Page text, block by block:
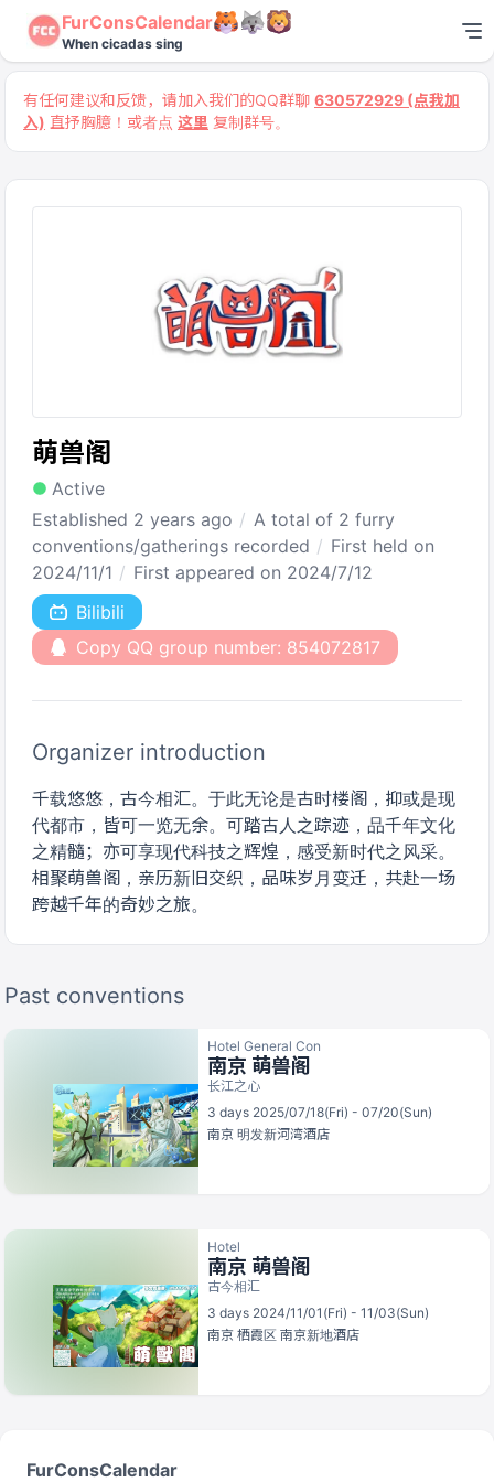
FurConsCalendar
When cicadas sing
有任何建议和反馈，请加入我们的QQ群聊 630572929 (点我加
入) 直抒胸臆！或者点 这里 复制群号。
萌兽阁
Active
Established 2 years ago
A total of 2 furry
conventions/gatherings recorded
First held on
2024/11/1
First appeared on 2024/7/12
Bilibili
Copy QQ group number: 854072817
Organizer introduction
千载悠悠，古今相汇。于此无论是古时楼阁，抑或是现
代都市，皆可一览无余。可踏古人之踪迹，品千年文化
之精髓；亦可享现代科技之辉煌，感受新时代之风采。
相聚萌兽阁，亲历新旧交织，品味岁月变迁，共赴一场
跨越千年的奇妙之旅。
Past conventions
Hotel General Con
南京 萌兽阁
长江之心
3 days 2025/07/18(Fri) - 07/20(Sun)
南京 明发新河湾酒店
Hotel
南京 萌兽阁
古今相汇
3 days 2024/11/01(Fri) - 11/03(Sun)
南京 栖霞区 南京新地酒店
FurConsCalendar